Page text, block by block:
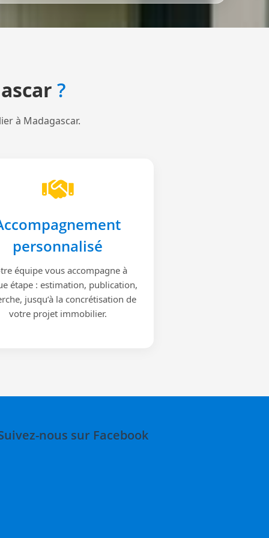
?
à Madagascar.
personnalisé
équipe vous accompagne à
étape : estimation, publication,
jusqu’à la concrétisation de
votre projet immobilier.
nous sur Facebook